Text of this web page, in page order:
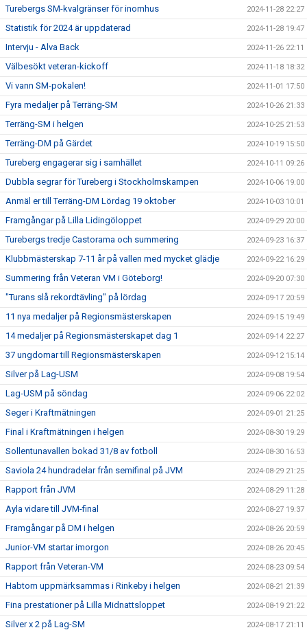
Turebergs SM-kvalgränser för inomhus 2024-11-28 22:27
Statistik för 2024 är uppdaterad 2024-11-28 19:47
Intervju - Alva Back 2024-11-26 22:11
Välbesökt veteran-kickoff 2024-11-18 18:32
Vi vann SM-pokalen! 2024-11-01 17:50
Fyra medaljer på Terräng-SM 2024-10-26 21:33
Terräng-SM i helgen 2024-10-25 21:53
Terräng-DM på Gärdet 2024-10-19 15:50
Tureberg engagerar sig i samhället 2024-10-11 09:26
Dubbla segrar för Tureberg i Stockholmskampen 2024-10-06 19:00
Anmäl er till Terräng-DM Lördag 19 oktober 2024-10-03 10:01
Framgångar på Lilla Lidingöloppet 2024-09-29 20:00
Turebergs tredje Castorama och summering 2024-09-23 16:37
Klubbmästerskap 7-11 år på vallen med mycket glädje 2024-09-22 16:29
Summering från Veteran VM i Göteborg! 2024-09-20 07:30
"Turans slå rekordtävling" på lördag 2024-09-17 20:59
11 nya medaljer på Regionsmästerskapen 2024-09-15 19:49
14 medaljer på Regionsmästerskapet dag 1 2024-09-14 22:27
37 ungdomar till Regionsmästerskapen 2024-09-12 15:14
Silver på Lag-USM 2024-09-08 19:54
Lag-USM på söndag 2024-09-06 22:02
Seger i Kraftmätningen 2024-09-01 21:25
Final i Kraftmätningen i helgen 2024-08-30 19:29
Sollentunavallen bokad 31/8 av fotboll 2024-08-30 16:53
Saviola 24 hundradelar från semifinal på JVM 2024-08-29 21:25
Rapport från JVM 2024-08-29 11:28
Ayla vidare till JVM-final 2024-08-27 19:37
Framgångar på DM i helgen 2024-08-26 20:59
Junior-VM startar imorgon 2024-08-26 20:45
Rapport från Veteran-VM 2024-08-23 09:54
Habtom uppmärksammas i Rinkeby i helgen 2024-08-21 21:39
Fina prestationer på Lilla Midnattsloppet 2024-08-19 21:22
Silver x 2 på Lag-SM 2024-08-17 21:11